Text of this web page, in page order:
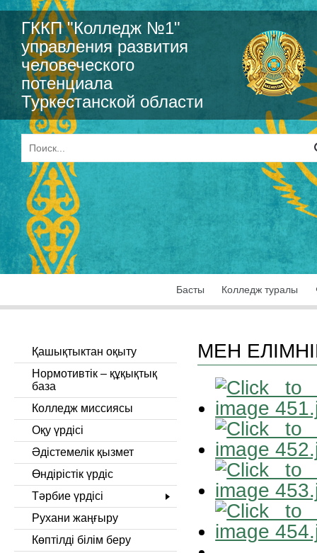
ГККП "Колледж №1"
управления развития
человеческого
потенциала
Туркестанской области
Басты Колледж туралы
Қашықтыктан оқыту
Нормотивтік – құқықтық
база
Колледж миссиясы
Оқу үрдісі
Әдістемелік қызмет
Өндірістік үрдіс
Тәрбие үрдісі
Рухани жаңғыру
Көптілді білім беру
МЕН